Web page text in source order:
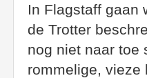
In Flagstaff gaan
de Trotter
nog niet naar toe
rommelige, vieze